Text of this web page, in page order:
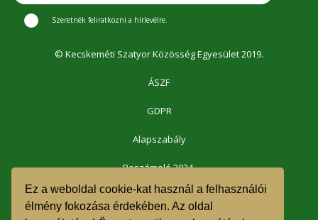
Ez a weboldal cookie-kat használ a felhasználói
élmény fokozása érdekében. Az oldal
Szeretnék feliratkozni a hírlevélre.
© Kecskeméti Szatyor Közösség Egyesület 2019.
ÁSZF
GDPR
Alapszabály
Beszámoló 2024.
Beszámoló 2023.